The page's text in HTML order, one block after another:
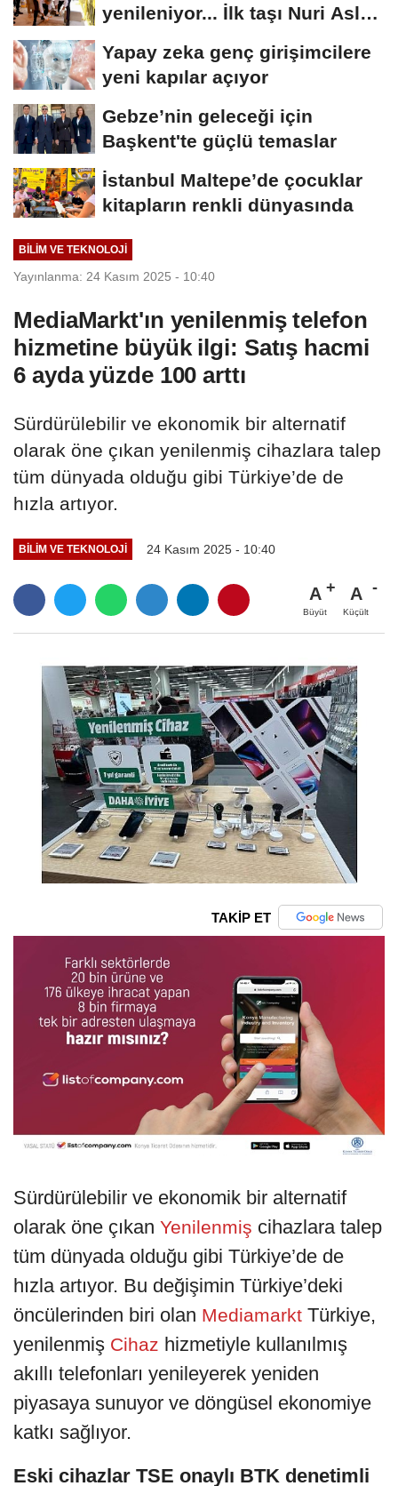
yenileniyor... İlk taşı Nuri Aslan
Yapay zeka genç girişimcilere
yeni kapılar açıyor
Gebze’nin geleceği için
Başkent'te güçlü temaslar
İstanbul Maltepe’de çocuklar
kitapların renkli dünyasında
BILIM VE TEKNOLOJI
Yayınlanma: 24 Kasım 2025 - 10:40
MediaMarkt'ın yenilenmiş telefon
hizmetine büyük ilgi: Satış hacmi
6 ayda yüzde 100 arttı
Sürdürülebilir ve ekonomik bir alternatif
olarak öne çıkan yenilenmiş cihazlara talep
tüm dünyada olduğu gibi Türkiye’de de
hızla artıyor.
BILIM VE TEKNOLOJI 24 Kasım 2025 - 10:40
A
Büyüt
A
Küçült
TAKİP ET
Sürdürülebilir ve ekonomik bir alternatif
olarak öne çıkan Yenilenmiş cihazlara talep
tüm dünyada olduğu gibi Türkiye’de de
hızla artıyor. Bu değişimin Türkiye’deki
öncülerinden biri olan Mediamarkt Türkiye,
yenilenmiş Cihaz hizmetiyle kullanılmış
akıllı telefonları yenileyerek yeniden
piyasaya sunuyor ve döngüsel ekonomiye
katkı sağlıyor.
Eski cihazlar TSE onaylı BTK denetimli